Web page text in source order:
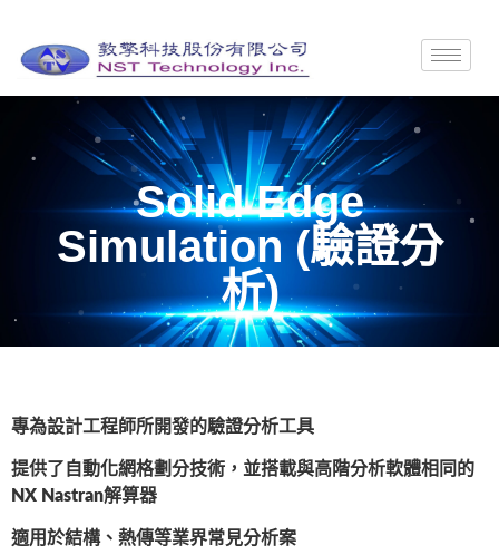
Solid Edge
Simulation (驗證分
析)
專為設計工程師所開發的驗證分析工具
提供了自動化網格劃分技術，並搭載與高階分析軟體相同的
NX Nastran解算器
適用於結構、熱傳等業界常見分析案